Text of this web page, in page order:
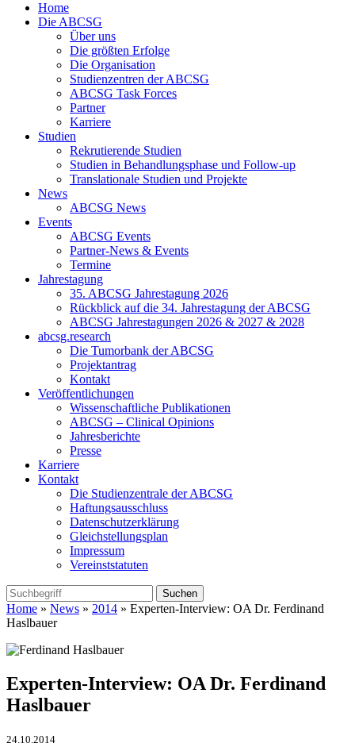
Home
Die ABCSG
Über uns
Die größten Erfolge
Die Organisation
Studienzentren der ABCSG
ABCSG Task Forces
Partner
Karriere
Studien
Rekrutierende Studien
Studien in Behandlungsphase und Follow-up
Translationale Studien und Projekte
News
ABCSG News
Events
ABCSG Events
Partner-News & Events
Termine
Jahrestagung
35. ABCSG Jahrestagung 2026
Rückblick auf die 34. Jahrestagung der ABCSG
ABCSG Jahrestagungen 2026 & 2027 & 2028
abcsg.research
Die Tumorbank der ABCSG
Projektantrag
Kontakt
Veröffentlichungen
Wissenschaftliche Publikationen
ABCSG – Clinical Opinions
Jahresberichte
Presse
Karriere
Kontakt
Die Studienzentrale der ABCSG
Haftungsausschluss
Datenschutzerklärung
Gleichstellungsplan
Impressum
Vereinststatuten
Home » News » 2014 » Experten-Interview: OA Dr. Ferdinand
Haslbauer
Experten-Interview: OA Dr. Ferdinand
Haslbauer
24.10.2014